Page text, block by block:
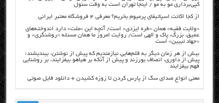
کپی‌برداری مو به مو / اینجا تهران است به وقت سئول
از کجا اکانت اسپاتیفای پرمیوم بخریم؟ معرفی ۴ فروشگاه معتبر ایرانی
«ولایت فقیه» همان «فره ایزدی» است/ آنچه این «ملت» دارد اندوخته‌های
عمیق، بزرگ، پاک و الهی است/ روایت امروز ما همان مسئله «روشنگری» و
«جهاد تبیین» است
بیش از هر زمان دیگر به قلم‌هایی نیازمندیم که پیش از نوشتن، بیندیشند؛
پیش از داوری، انصاف بورزند و پیش از آنکه بر هیاهو بیفزایند، بر روشنایی
فهم بیفزایند
معنی انواع صدای سگ از پارس کردن تا زوزه کشیدن + دانلود فایل صوتی